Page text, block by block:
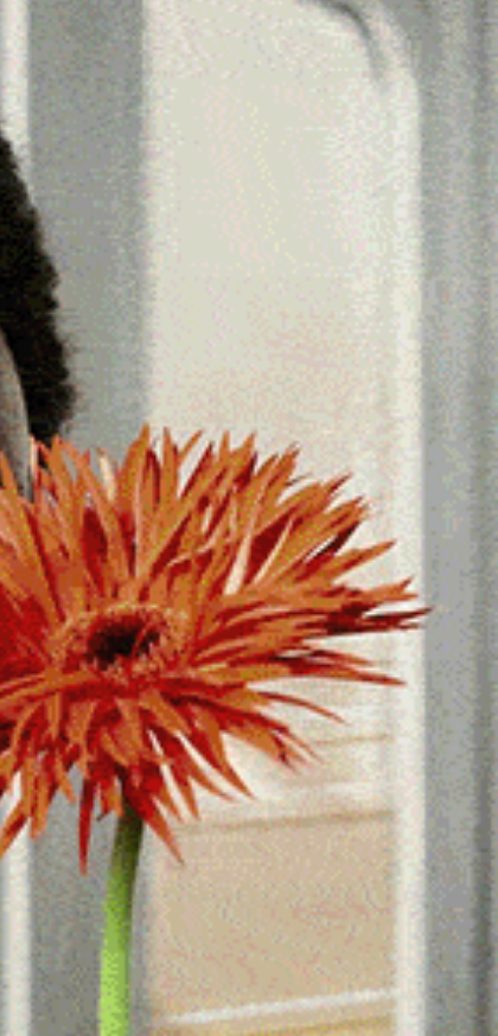
Facebook
ThreadsInstagram
X YouTube